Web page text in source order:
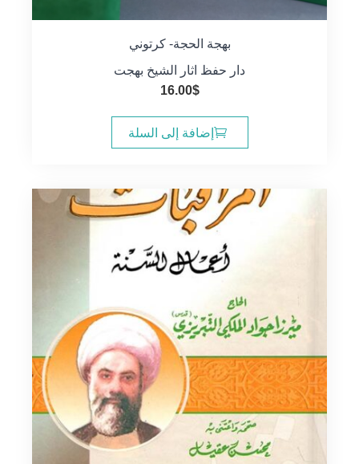
بهجة الحجة- كرتوني
دار حفظ اثار الشيخ بهجت
16.00$
إضافة إلى السلة